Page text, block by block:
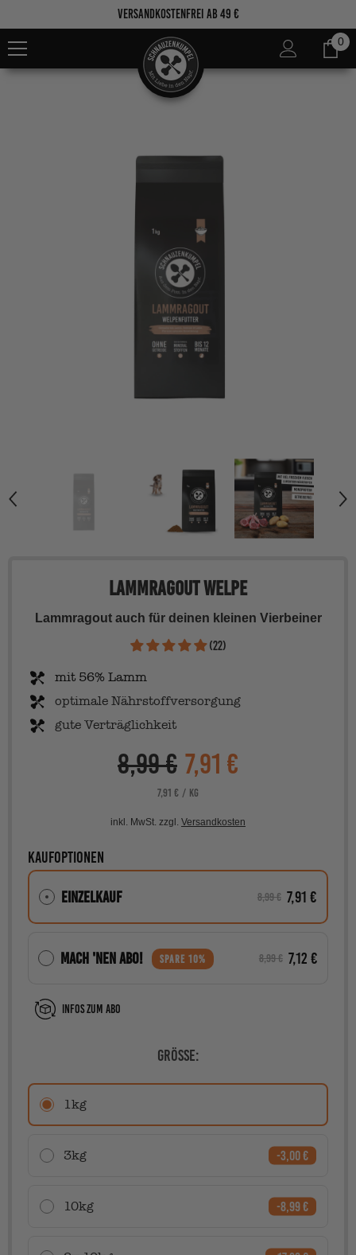
Versandkostenfrei ab 49 €
00
Lammragout Welpe
Lammragout auch für deinen kleinen Vierbeiner
(22)
mit 56% Lamm
optimale Nährstoffversorgung
gute Verträglichkeit
Verkaufspreis
8,99 € 7,91 €
STÜCKPREIS
7,91 € / PRO
KG
inkl. MwSt. zzgl. Versandkosten
Kaufoptionen
Einzelkauf 8,99 € 7,91 €
Mach 'nen Abo! SPARE 10% 8,99 € 7,12 €
Infos zum Abo
Größe:
1kg
3kg -3,00 €
10kg -8,99 €